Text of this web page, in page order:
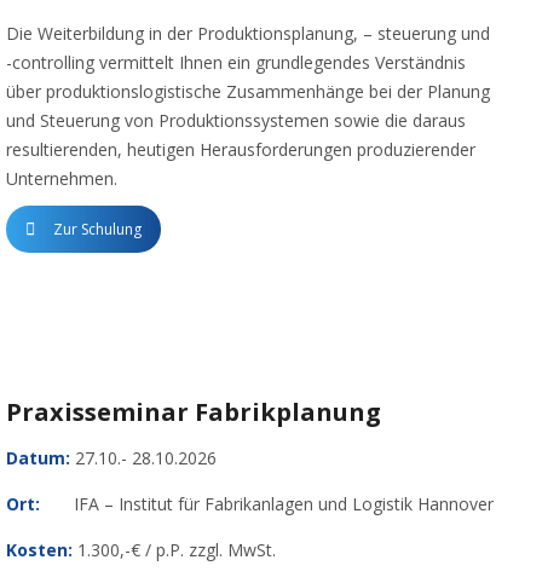
Die Weiterbildung in der Produktionsplanung, – steuerung und
-controlling vermittelt Ihnen ein grundlegendes Verständnis
über produktionslogistische Zusammenhänge bei der Planung
und Steuerung von Produktionssystemen sowie die daraus
resultierenden, heutigen Herausforderungen produzierender
Unternehmen.
Zur Schulung
Praxisseminar Fabrikplanung
Datum: 27.10.- 28.10.2026
Ort:
IFA – Institut für Fabrikanlagen und Logistik Hannover
Kosten: 1.300,-€ / p.P. zzgl. MwSt.